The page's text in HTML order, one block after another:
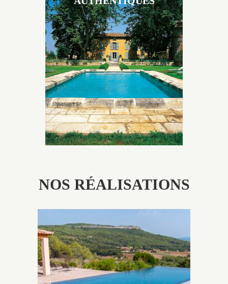
Les piscines en béton authentiques Jacques Brens se
démarquent par la noblesse des matériaux
utilisés pour garder un aspect ancien, retrouver une
patine naturelle ou créer un ornement de pierres de
taille.
NOS RÉALISATIONS